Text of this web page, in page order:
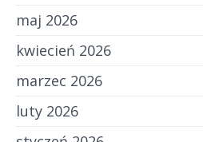
maj 2026
kwiecień 2026
marzec 2026
luty 2026